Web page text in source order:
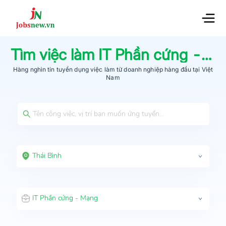
Tìm việc làm IT Phần cứng - Mạng
Hàng nghìn tin tuyển dụng việc làm từdoanh nghiệp hàng đầu tại Việt
Nam
Thái Bình
IT Phần cứng - Mạng